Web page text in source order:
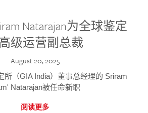
Natarajan为全球鉴定
级运营副总裁
August 20, 2025
所（GIA India）董事总经理的 Sriram
Natarajan被任命新职
阅读更多